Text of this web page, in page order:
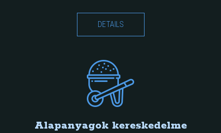
DETAILS
Alapanyagok kereskedelme